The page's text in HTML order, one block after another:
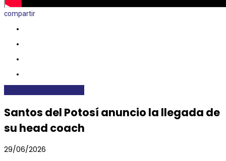
compartir
Santos del Potosí anuncio la llegada de
su head coach
29/06/2026